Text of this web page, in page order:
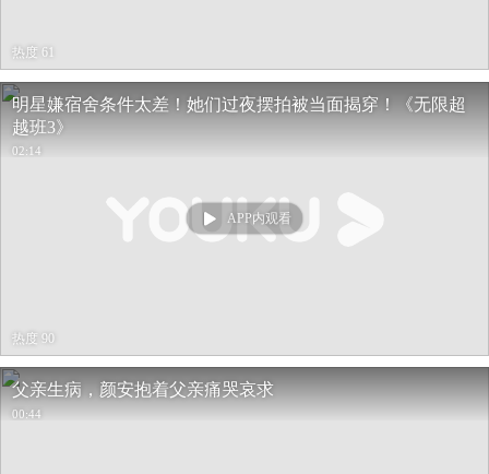
热度 61
明星嫌宿舍条件太差！她们过夜摆拍被当面揭穿！《无限超
越班3》
02:14
APP内观看
热度 90
父亲生病，颜安抱着父亲痛哭哀求
00:44